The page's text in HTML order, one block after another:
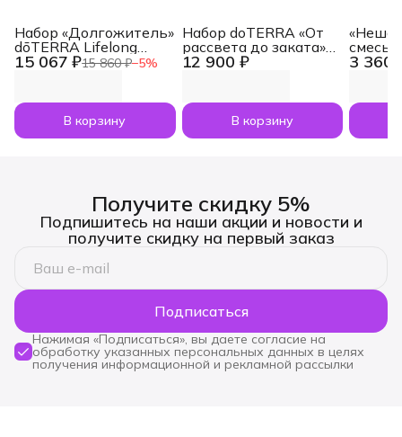
15 067 ₽15 860 ₽−5%
Набор «Долгожитель»
dōTERRA Lifelong
Vitality Pack, 3x120
В корзину
12 900 ₽
Набор doTERRA «От
рассвета до заката»
увлажнитель воздуха
по 5 мл
В корзину
3 360
смесь
Получите скидку 5%
Подпишитесь на наши акции и новости и
получите скидку на первый заказ
Подписаться
Нажимая «Подписаться», вы даете согласие на
обработку указанных персональных данных в целях
получения информационной и рекламной рассылки